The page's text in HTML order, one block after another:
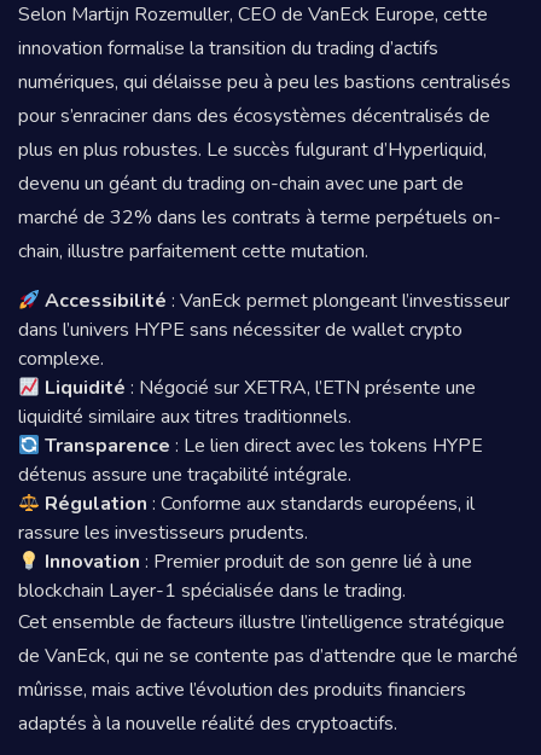
Selon Martijn Rozemuller, CEO de VanEck Europe, cette
innovation formalise la transition du trading d’actifs
numériques, qui délaisse peu à peu les bastions centralisés
pour s’enraciner dans des écosystèmes décentralisés de
plus en plus robustes. Le succès fulgurant d’Hyperliquid,
devenu un géant du trading on-chain avec une part de
marché de 32% dans les contrats à terme perpétuels on-
chain, illustre parfaitement cette mutation.
Accessibilité : VanEck permet plongeant l’investisseur
dans l’univers HYPE sans nécessiter de wallet crypto
complexe.
Liquidité : Négocié sur XETRA, l’ETN présente une
liquidité similaire aux titres traditionnels.
Transparence : Le lien direct avec les tokens HYPE
détenus assure une traçabilité intégrale.
Régulation : Conforme aux standards européens, il
rassure les investisseurs prudents.
Innovation : Premier produit de son genre lié à une
blockchain Layer-1 spécialisée dans le trading.
Cet ensemble de facteurs illustre l’intelligence stratégique
de VanEck, qui ne se contente pas d’attendre que le marché
mûrisse, mais active l’évolution des produits financiers
adaptés à la nouvelle réalité des cryptoactifs.